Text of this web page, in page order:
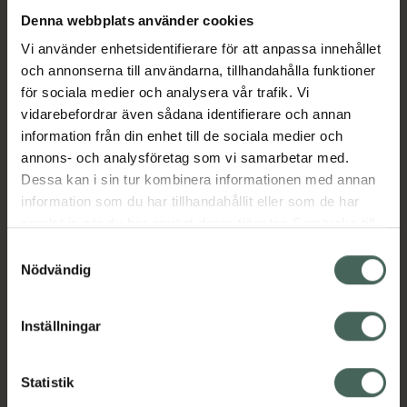
Denna webbplats använder cookies
Vi använder enhetsidentifierare för att anpassa innehållet
och annonserna till användarna, tillhandahålla funktioner
för sociala medier och analysera vår trafik. Vi
vidarebefordrar även sådana identifierare och annan
information från din enhet till de sociala medier och
annons- och analysföretag som vi samarbetar med.
Dessa kan i sin tur kombinera informationen med annan
information som du har tillhandahållit eller som de har
återkalla ditt samtycke via webbplatsens
cookieinställningar. Ett återkallat samtycke påverkar inte
lagligheten av behandling som skett innan återkallelsen.
Nödvändig
Inställningar
Statistik
lugnar och skyddar.
Resultatet är en hud som känns mjuk, smidig
och långvarigt återfuktad – perfekt för
normal till torr och känslig hud från topp till tå.
EAN:08800311120112
Kategorier:
AnsiktskrämAnsiktsvårdBodylotion
Hudbesvär HudbesvärHudvårdK-Beauty
KroppsvårdTorr hudTorr hud
Visa